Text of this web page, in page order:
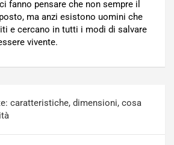
fanno pensare che non sempre il
ma anzi esistono uomini che
e cercano in tutti i modi di salvare
vivente.
caratteristiche, dimensioni, cosa